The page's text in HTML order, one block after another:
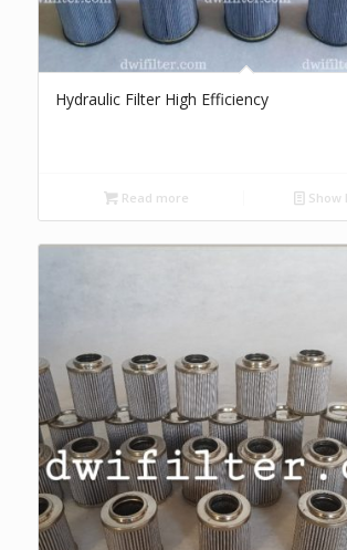
Hydraulic Filter High Efficiency
Read more Show